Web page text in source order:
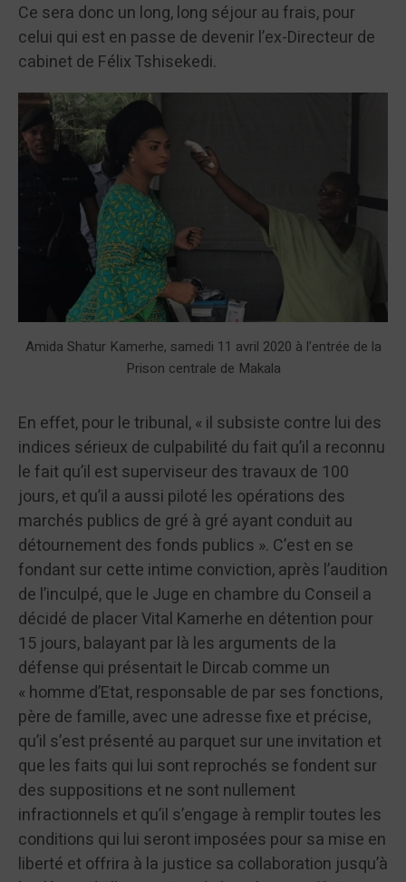
Ce sera donc un long, long séjour au frais, pour
celui qui est en passe de devenir l’ex-Directeur de
cabinet de Félix Tshisekedi.
Amida Shatur Kamerhe, samedi 11 avril 2020 à l’entrée de la
Prison centrale de Makala
En effet, pour le tribunal, « il subsiste contre lui des
indices sérieux de culpabilité du fait qu’il a reconnu
le fait qu’il est superviseur des travaux de 100
jours, et qu’il a aussi piloté les opérations des
marchés publics de gré à gré ayant conduit au
détournement des fonds publics ». C’est en se
fondant sur cette intime conviction, après l’audition
de l’inculpé, que le Juge en chambre du Conseil a
décidé de placer Vital Kamerhe en détention pour
15 jours, balayant par là les arguments de la
défense qui présentait le Dircab comme un
« homme d’Etat, responsable de par ses fonctions,
père de famille, avec une adresse fixe et précise,
qu’il s’est présenté au parquet sur une invitation et
que les faits qui lui sont reprochés se fondent sur
des suppositions et ne sont nullement
infractionnels et qu’il s’engage à remplir toutes les
conditions qui lui seront imposées pour sa mise en
liberté et offrira à la justice sa collaboration jusqu’à